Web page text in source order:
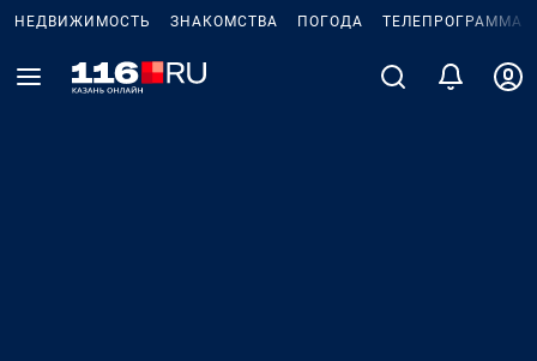
НЕДВИЖИМОСТЬ ЗНАКОМСТВА ПОГОДА ТЕЛЕПРОГРАММА